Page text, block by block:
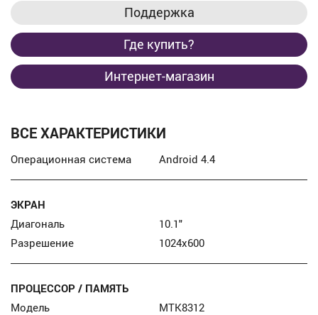
Поддержка
Где купить?
Интернет-магазин
ВСЕ ХАРАКТЕРИСТИКИ
Операционная система Android 4.4
ЭКРАН
Диагональ
10.1″
Разрешение
1024x600
ПРОЦЕССОР / ПАМЯТЬ
Модель
MTK8312